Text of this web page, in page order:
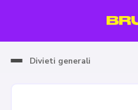
Divieti generali